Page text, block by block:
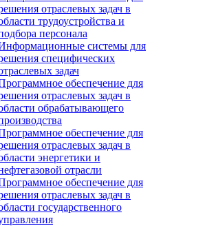
отраслевых задач в
трудоустройства и
персонала
системы для
специфических
задач
обеспечение для
отраслевых задач в
обрабатывающего
обеспечение для
отраслевых задач в
энергетики и
отрасли
обеспечение для
отраслевых задач в
государственного